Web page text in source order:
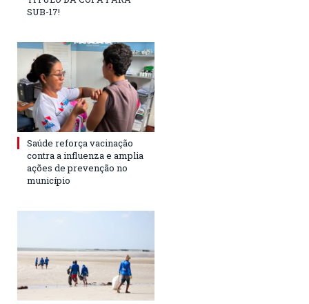
SUB-17!
Saúde reforça vacinação
contra a influenza e amplia
ações de prevenção no
município